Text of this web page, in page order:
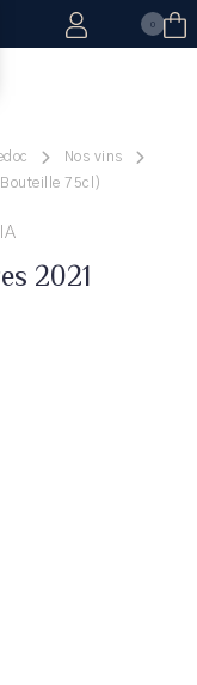
0
Nos vins
75cl)
2021